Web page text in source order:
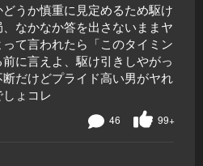
うか慎重に見定めるため駆け
なかなか答を出さないままヤ
て言われたら「このタイミン
に言えよ、駆け引きしやがっ
だけどプライド高い男がヤれ
ょコレ
99+
46